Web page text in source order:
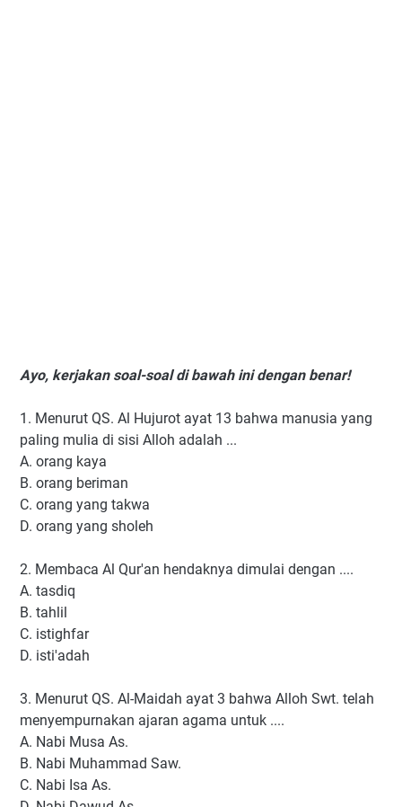
Ayo, kerjakan soal-soal di bawah ini dengan benar!
1. Menurut QS. Al Hujurot ayat 13 bahwa manusia yang
paling mulia di sisi Alloh adalah ...
A. orang kaya
B. orang beriman
C. orang yang takwa
D. orang yang sholeh
2. Membaca Al Qur'an hendaknya dimulai dengan ....
A. tasdiq
B. tahlil
C. istighfar
D. isti'adah
3. Menurut QS. Al-Maidah ayat 3 bahwa Alloh Swt. telah
menyempurnakan ajaran agama untuk ....
A. Nabi Musa As.
B. Nabi Muhammad Saw.
C. Nabi Isa As.